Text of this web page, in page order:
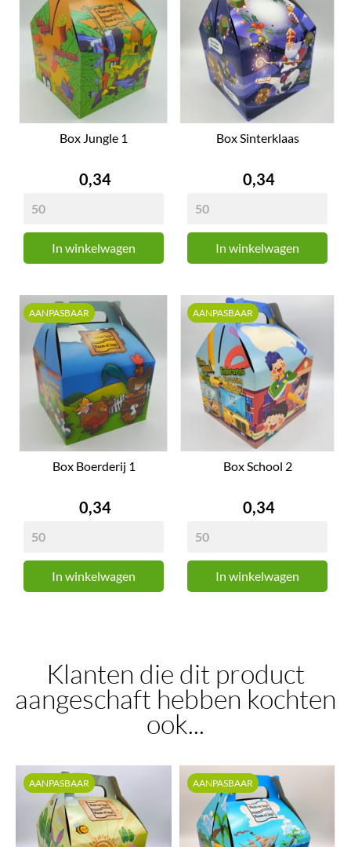
Box Jungle 1
Prijs
0,34
In winkelwagen
Box Sinterklaas
Prijs
0,34
In winkelwagen
Box Boerderij 1
Prijs
0,34
In winkelwagen
AANPASBAAR
Box School 2
Prijs
0,34
In winkelwagen
AANPASBAAR
Klanten die dit product
aangeschaft hebben kochten
ook...
AANPASBAAR AANPASBAAR